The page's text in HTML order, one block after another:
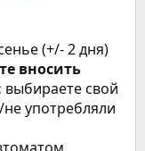
(+/- 2 дня)
вносить
выбираете свой
употребляли